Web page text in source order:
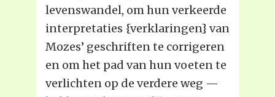
levenswandel, om hun verkeerde
interpretaties {verklaringen} van
Mozes’ geschriften te corrigeren
en om het pad van hun voeten te
verlichten op de verdere weg —